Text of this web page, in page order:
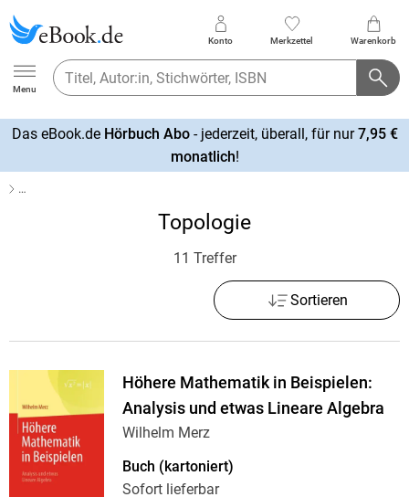
Ebook.de
Menu
Konto Merkzettel Warenkorb
Das eBook.de Hörbuch Abo- jederzeit, überall, für nur7,95 €
monatlich!
…
Topologie
11 Treffer
Sortieren
Höhere Mathematik in Beispielen:
Analysis und etwas Lineare Algebra
Wilhelm Merz
Buch (kartoniert)
Sofort lieferbar